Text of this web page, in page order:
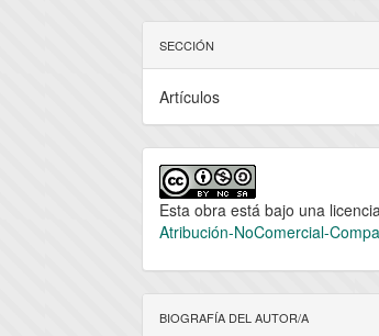
SECCIÓN
Artículos
Esta obra está bajo una
Atribución-NoComercial-
BIOGRAFÍA DEL AUTOR/A